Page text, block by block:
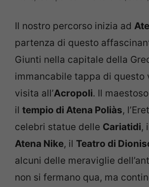
Il nostro percorso inizia ad
partenza di questo
Giunti nella capitale della
immancabile tappa di questo
visita all’Acropoli. Il maestoso
il tempio di Atena Poliàs,
celebri statue delle Cariatidi,
Atena Nike, il Teatro di
alcuni delle meraviglie
non si fermano qua, ma